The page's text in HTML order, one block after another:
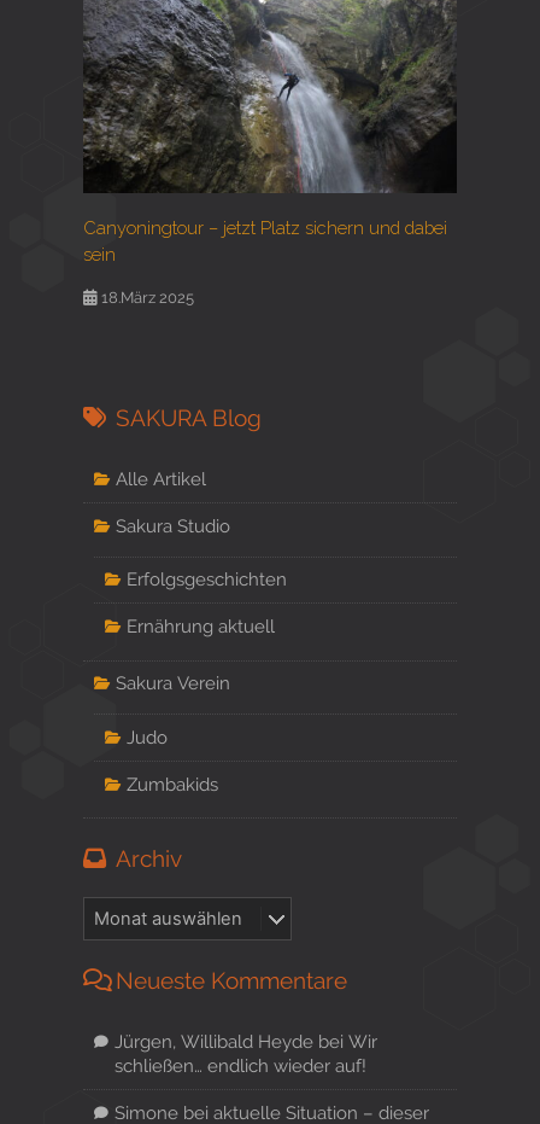
Canyoningtour – jetzt Platz sichern und dabei
sein
18.März 2025
SAKURA Blog
Alle Artikel
Sakura Studio
Erfolgsgeschichten
Ernährung aktuell
Sakura Verein
Judo
Zumbakids
Archiv
Neueste Kommentare
Jürgen, Willibald Heydebei Wir
schließen… endlich wieder auf!
Simonebei aktuelle Situation – dieser